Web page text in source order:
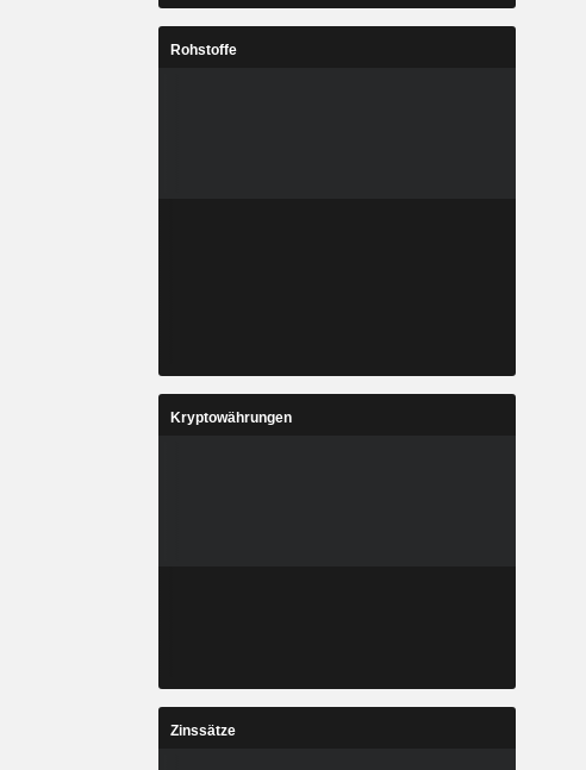
Rohstoffe
Kryptowährungen
Zinssätze